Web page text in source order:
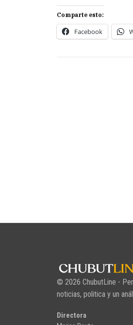
Comparte esto:
Facebook
© 2026 ChubutLine -
noticias, politica y un
Directora